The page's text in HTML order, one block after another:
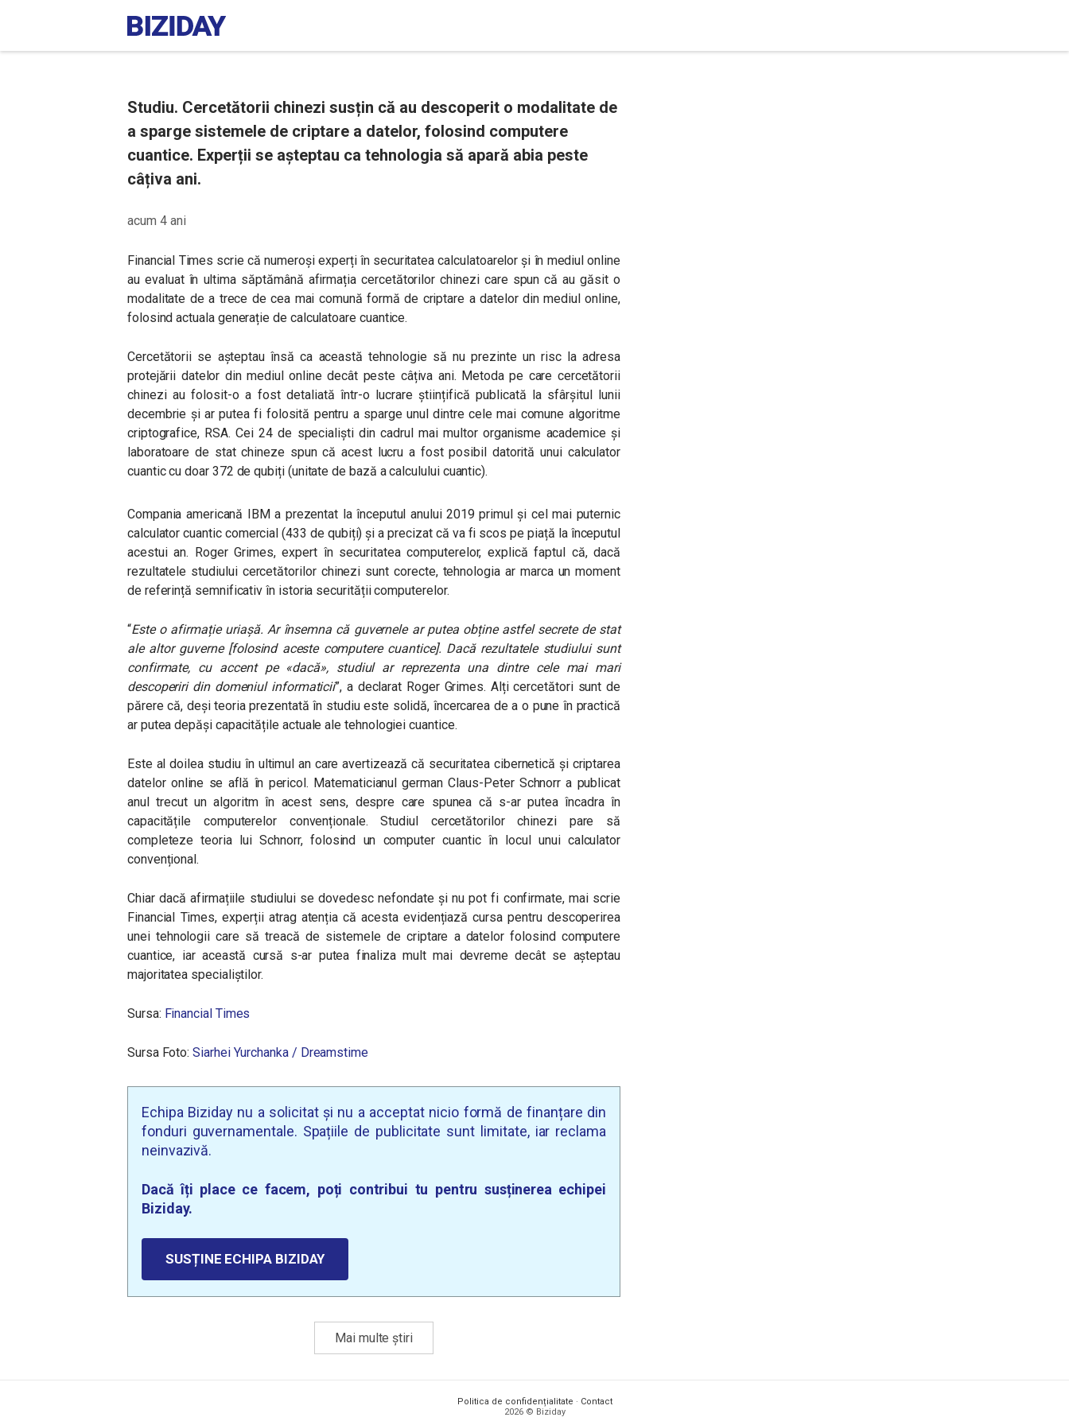
Studiu. Cercetătorii chinezi susțin că au descoperit o modalitate de
a sparge sistemele de criptare a datelor, folosind computere
cuantice. Experții se așteptau ca tehnologia să apară abia peste
câțiva ani.
acum 4 ani
Financial Times scrie că numeroși experți în securitatea calculatoarelor și în mediul online
au evaluat în ultima săptămână afirmația cercetătorilor chinezi care spun că au găsit o
modalitate de a trece de cea mai comună formă de criptare a datelor din mediul online,
folosind actuala generație de calculatoare cuantice.
Cercetătorii se așteptau însă ca această tehnologie să nu prezinte un risc la adresa
protejării datelor din mediul online decât peste câțiva ani. Metoda pe care cercetătorii
chinezi au folosit-o a fost detaliată într-o lucrare științifică publicată la sfârșitul lunii
decembrie și ar putea fi folosită pentru a sparge unul dintre cele mai comune algoritme
criptografice, RSA. Cei 24 de specialiști din cadrul mai multor organisme academice și
laboratoare de stat chineze spun că acest lucru a fost posibil datorită unui calculator
cuantic cu doar 372 de qubiți (unitate de bază a calculului cuantic).
Compania americană IBM a prezentat la începutul anului 2019 primul și cel mai puternic
calculator cuantic comercial (433 de qubiți) și a precizat că va fi scos pe piață la începutul
acestui an. Roger Grimes, expert în securitatea computerelor, explică faptul că, dacă
rezultatele studiului cercetătorilor chinezi sunt corecte, tehnologia ar marca un moment
de referință semnificativ în istoria securității computerelor.
“Este o afirmație uriașă. Ar însemna că guvernele ar putea obține astfel secrete de stat
ale altor guverne [folosind aceste computere cuantice]. Dacă rezultatele studiului sunt
confirmate, cu accent pe «dacă», studiul ar reprezenta una dintre cele mai mari
descoperiri din domeniul informaticii”, a declarat Roger Grimes. Alți cercetători sunt de
părere că, deși teoria prezentată în studiu este solidă, încercarea de a o pune în practică
ar putea depăși capacitățile actuale ale tehnologiei cuantice.
Este al doilea studiu în ultimul an care avertizează că securitatea cibernetică și criptarea
datelor online se află în pericol. Matematicianul german Claus-Peter Schnorr a publicat
anul trecut un algoritm în acest sens, despre care spunea că s-ar putea încadra în
capacitățile computerelor convenționale. Studiul cercetătorilor chinezi pare să
completeze teoria lui Schnorr, folosind un computer cuantic în locul unui calculator
convențional.
Chiar dacă afirmațiile studiului se dovedesc nefondate și nu pot fi confirmate, mai scrie
Financial Times, experții atrag atenția că acesta evidențiază cursa pentru descoperirea
unei tehnologii care să treacă de sistemele de criptare a datelor folosind computere
cuantice, iar această cursă s-ar putea finaliza mult mai devreme decât se așteptau
majoritatea specialiștilor.
Sursa: Financial Times
Sursa Foto:Siarhei Yurchanka / Dreamstime
Echipa Biziday nu a solicitat și nu a acceptat nicio formă de finanțare din
fonduri guvernamentale. Spațiile de publicitate sunt limitate, iar reclama
neinvazivă.
Dacă îți place ce facem, poți contribui tu pentru susținerea echipei
Biziday.
SUSȚINE ECHIPA BIZIDAY
Mai multe știri
Politica de confidențialitate · Contact
2026 © Biziday